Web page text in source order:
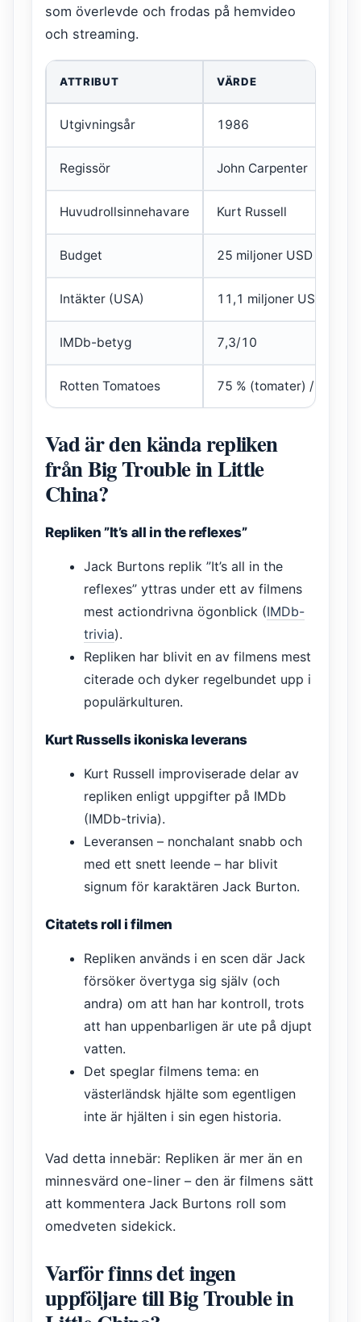
som överlevde och frodas på hemvideo
och streaming.
ATTRIBUT VÄRDE
Utgivningsår 1986
Regissör John Carpenter
Huvudrollsinnehavare Kurt Russell
Budget 25 miljoner USD
Intäkter (USA) 11,1 miljoner USD
IMDb-betyg 7,3/10
Rotten Tomatoes 75 % (tomater) / 82 %
Vad är den kända repliken
från Big Trouble in Little
China?
Repliken ”It’s all in the reflexes”
Jack Burtons replik ”It’s all in the
reflexes” yttras under ett av filmens
mest actiondrivna ögonblick (IMDb-
trivia).
Repliken har blivit en av filmens mest
citerade och dyker regelbundet upp i
populärkulturen.
Kurt Russells ikoniska leverans
Kurt Russell improviserade delar av
repliken enligt uppgifter på IMDb
(IMDb-trivia).
Leveransen – nonchalant snabb och
med ett snett leende – har blivit
signum för karaktären Jack Burton.
Citatets roll i filmen
Repliken används i en scen där Jack
försöker övertyga sig själv (och
andra) om att han har kontroll, trots
att han uppenbarligen är ute på djupt
vatten.
Det speglar filmens tema: en
västerländsk hjälte som egentligen
inte är hjälten i sin egen historia.
Vad detta innebär: Repliken är mer än en
minnesvärd one-liner – den är filmens sätt
att kommentera Jack Burtons roll som
omedveten sidekick.
Varför finns det ingen
uppföljare till Big Trouble in